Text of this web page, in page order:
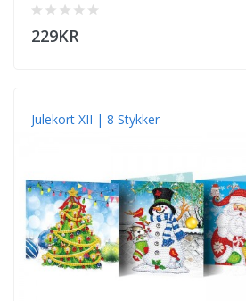
229KR
Julekort XII | 8 Stykker